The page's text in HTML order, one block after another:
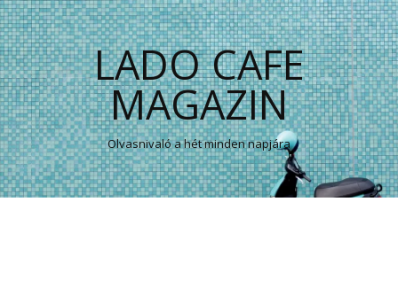
LADO CAFE
MAGAZIN
Olvasnivaló a hét minden napjára